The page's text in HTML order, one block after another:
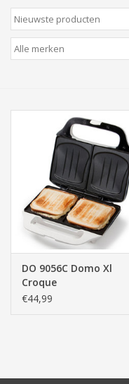
Wenskaarten
Zeeuws/Streek
Baby & Peuter
Speelgoed & hobby
Cadeau & feest
DO 9056C Domo Xl
Croque
€44,99